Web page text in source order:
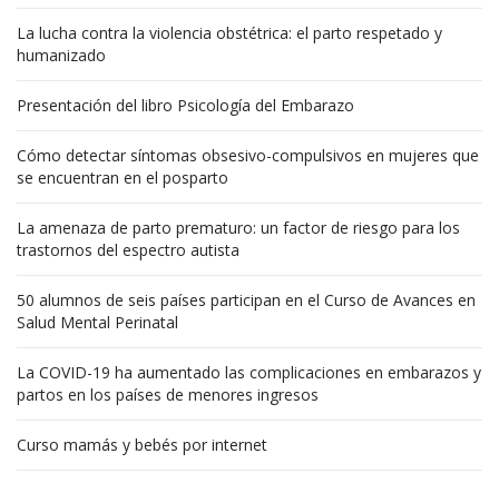
La lucha contra la violencia obstétrica: el parto respetado y
humanizado
Presentación del libro Psicología del Embarazo
Cómo detectar síntomas obsesivo-compulsivos en mujeres que
se encuentran en el posparto
La amenaza de parto prematuro: un factor de riesgo para los
trastornos del espectro autista
50 alumnos de seis países participan en el Curso de Avances en
Salud Mental Perinatal
La COVID-19 ha aumentado las complicaciones en embarazos y
partos en los países de menores ingresos
Curso mamás y bebés por internet